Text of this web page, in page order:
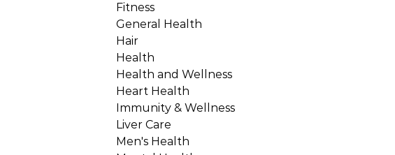
Fitness
General Health
Hair
Health
Health and Wellness
Heart Health
Immunity & Wellness
Liver Care
Men's Health